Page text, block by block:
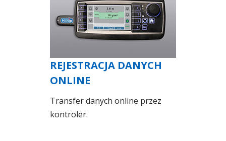
REJESTRACJA DANYCH
ONLINE
Transfer danych online przez
kontroler.